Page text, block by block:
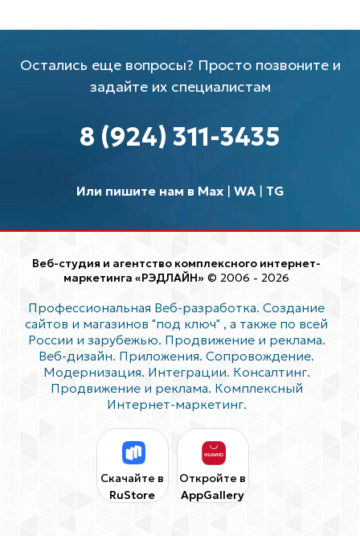
Остались еще вопросы? Просто позвоните и
задайте их специалистам
8 (924) 311-3435
Или пишите нам в Max| WA| TG
Веб-студия и агентство комплексного интернет-
маркетинга «РЭДЛАЙН» © 2006 - 2026
Профессиональная Веб-разработка. Создание
сайтов и магазинов "под ключ" , а также по всей
России и зарубежью. Продвижение и реклама.
Веб-дизайн. Приложения. Сопровождение.
Модернизация. Интеграции. Консалтинг.
Продвижение и реклама. Комплексный
Интернет-маркетинг.
Скачайте в
RuStore
Откройте в
AppGallery